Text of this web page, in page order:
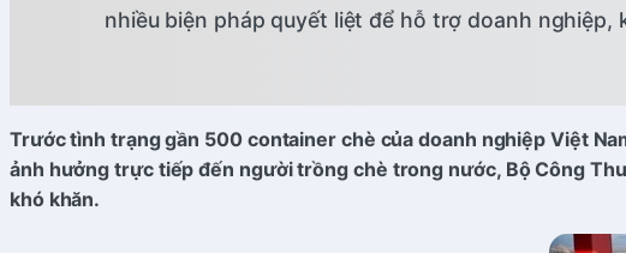
nhiều biện pháp quyết liệt để hỗ trợ doanh
Trước tình trạng gần 500 container chè của doanh nghiệp Việt
ảnh hưởng trực tiếp đến người trồng chè trong nước, Bộ Công
khó khăn.